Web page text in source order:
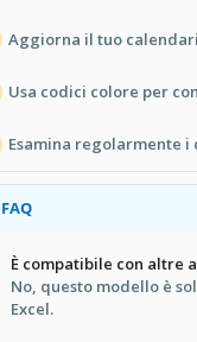
Aggiorna il tuo
Usa codici colore per
Esamina regolarmente
FAQ
È compatibile con altre
No, questo modello è
Excel.